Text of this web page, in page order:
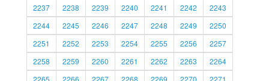
2237
2238 2239 2240 2241 2242
2243
2244
2245 2246 2247 2248 2249
2250
2251
2252 2253 2254 2255 2256
2257
2258
2259 2260 2261 2262 2263
2264
2265
2266 2267 2268 2269 2270 2271